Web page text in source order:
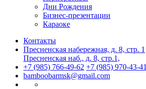
Дни Рождения
Бизнес-презентации
Караоке
Контакты
Пресненская набережная, д. 8, стр. 1
Пресненская наб., д. 8, стр.1,
+7 (985) 766-49-62 +7 (985) 970-43-41
bamboobarmsk@gmail.com